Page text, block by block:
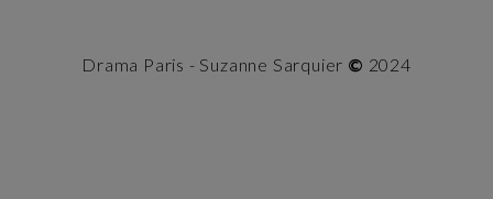
Drama Paris - Suzanne Sarquier © 2024